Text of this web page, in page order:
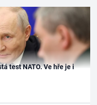
test NATO. Ve hře je i